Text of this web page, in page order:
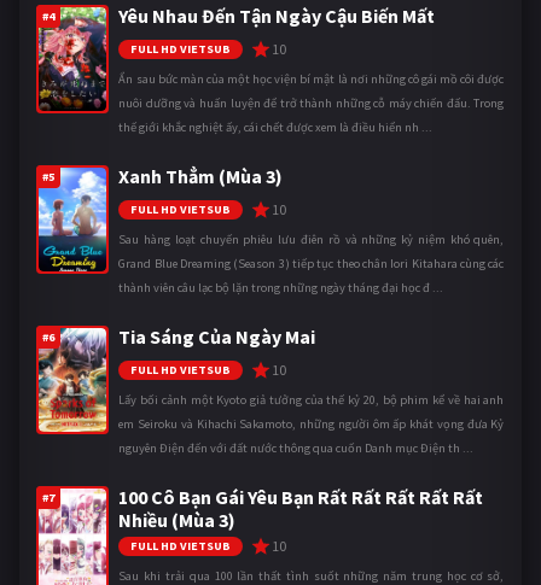
#4 Yêu Nhau Đến Tận Ngày Cậu Biến Mất
FULL HD VIETSUB 10
Ẩn sau bức màn của một học viện bí mật là nơi những cô gái mồ côi được
nuôi dưỡng và huấn luyện để trở thành những cỗ máy chiến đấu. Trong
thế giới khắc nghiệt ấy, cái chết được xem là điều hiển nh ...
#5 Xanh Thẳm (Mùa 3)
FULL HD VIETSUB 10
Sau hàng loạt chuyến phiêu lưu điên rồ và những kỷ niệm khó quên,
Grand Blue Dreaming (Season 3) tiếp tục theo chân Iori Kitahara cùng các
thành viên câu lạc bộ lặn trong những ngày tháng đại học đ ...
#6 Tia Sáng Của Ngày Mai
FULL HD VIETSUB 10
Lấy bối cảnh một Kyoto giả tưởng của thế kỷ 20, bộ phim kể về hai anh
em Seiroku và Kihachi Sakamoto, những người ôm ấp khát vọng đưa Kỷ
nguyên Điện đến với đất nước thông qua cuốn Danh mục Điện th ...
#7
100 Cô Bạn Gái Yêu Bạn Rất Rất Rất Rất Rất
Nhiều (Mùa 3)
FULL HD VIETSUB 10
Sau khi trải qua 100 lần thất tình suốt những năm trung học cơ sở,